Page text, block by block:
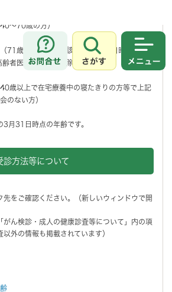
お問合せ
さがす
40～70歳の方）
（71歳以上の方：当該年度の4月1日時点で75
者医療被保険者は除く）
40歳以上で在宅療養中の寝たきりの方等で上記
のない方）
月31日時点の年齢です。
診方法等について
先をご確認ください。（新しいウィンドウで開
がん検診・成人の健康診査等について」内の項
外の情報も掲載されています）